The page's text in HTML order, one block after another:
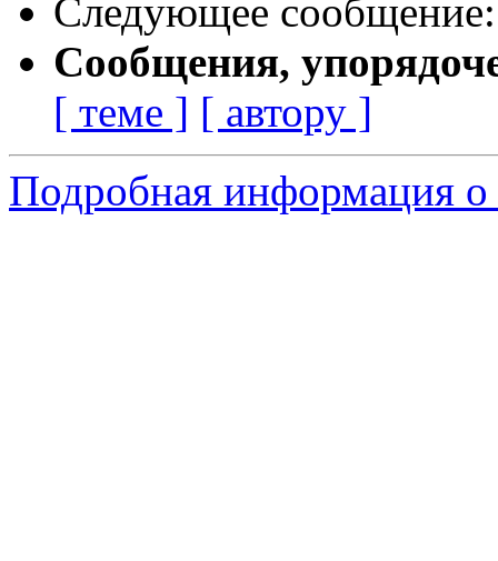
Следующее
Сообщения,
[ теме ] [ автору ]
Подробная информация